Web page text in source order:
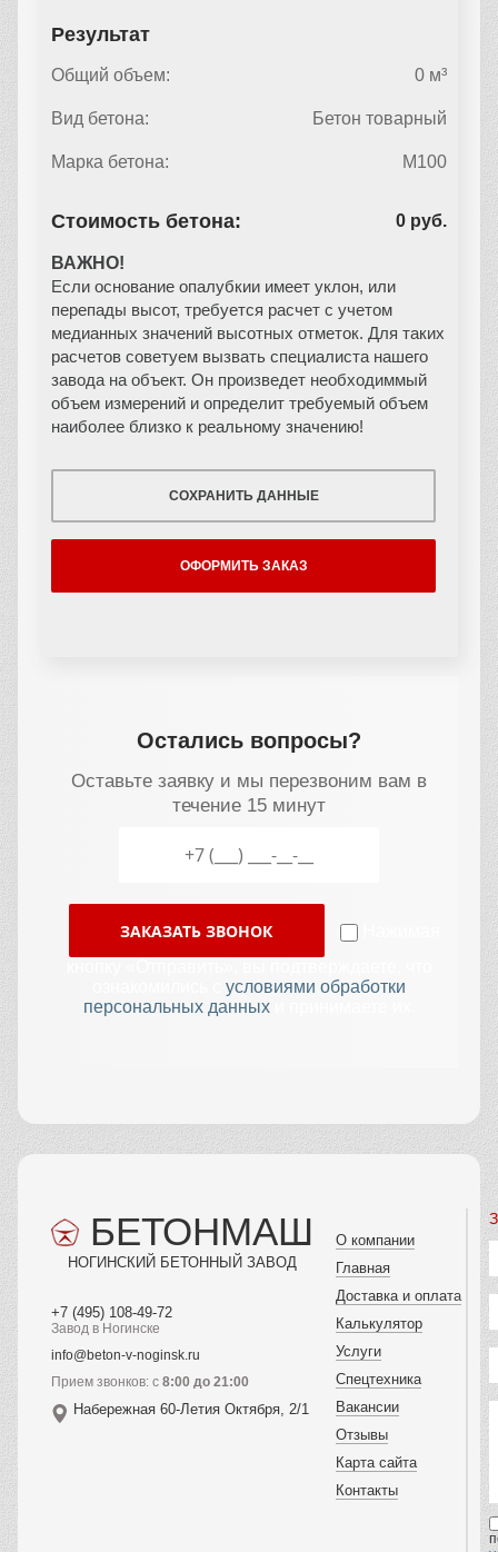
Результат
Общий объем: 0 м³
Вид бетона: Бетон товарный
Марка бетона: М100
Стоимость бетона: 0 руб.
ВАЖНО!
Если основание опалубкии имеет уклон, или
перепады высот, требуется расчет с учетом
медианных значений высотных отметок. Для таких
расчетов советуем вызвать специалиста нашего
завода на объект. Он произведет необходиммый
объем измерений и определит требуемый объем
наиболее близко к реальному значению!
СОХРАНИТЬ ДАННЫЕ
ОФОРМИТЬ ЗАКАЗ
Остались вопросы?
Оставьте заявку и мы перезвоним вам в
течение 15 минут
ЗАКАЗАТЬ ЗВОНОК
условиями обработки
персональных данныхи принимаете их.
БЕТОНМАШ
НОГИНСКИЙ БЕТОННЫЙ ЗАВОД
+7 (495) 108-49-72
Завод в Ногинске
info@beton-v-noginsk.ru
Прием звонков: с 8:00 до 21:00
Набережная 60-Летия Октября, 2/1
О компании
Главная
Доставка и оплата
Калькулятор
Услуги
Спецтехника
Вакансии
Отзывы
Карта сайта
Контакты